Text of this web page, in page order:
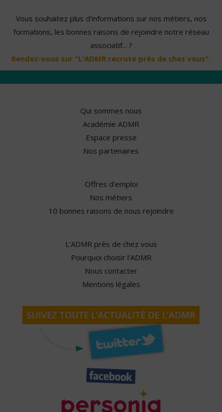
Vous souhaitez plus d'informations sur nos métiers, nos
formations, les bonnes raisons de rejoindre notre réseau
associatif... ?
Rendez-vous sur "L'ADMR recrute près de chez vous".
Qui sommes nous
Académie ADMR
Espace presse
Nos partenaires
Offres d'emploi
Nos métiers
10 bonnes raisons de nous rejoindre
L'ADMR près de chez vous
Pourquoi choisir l'ADMR
Nous contacter
Mentions légales